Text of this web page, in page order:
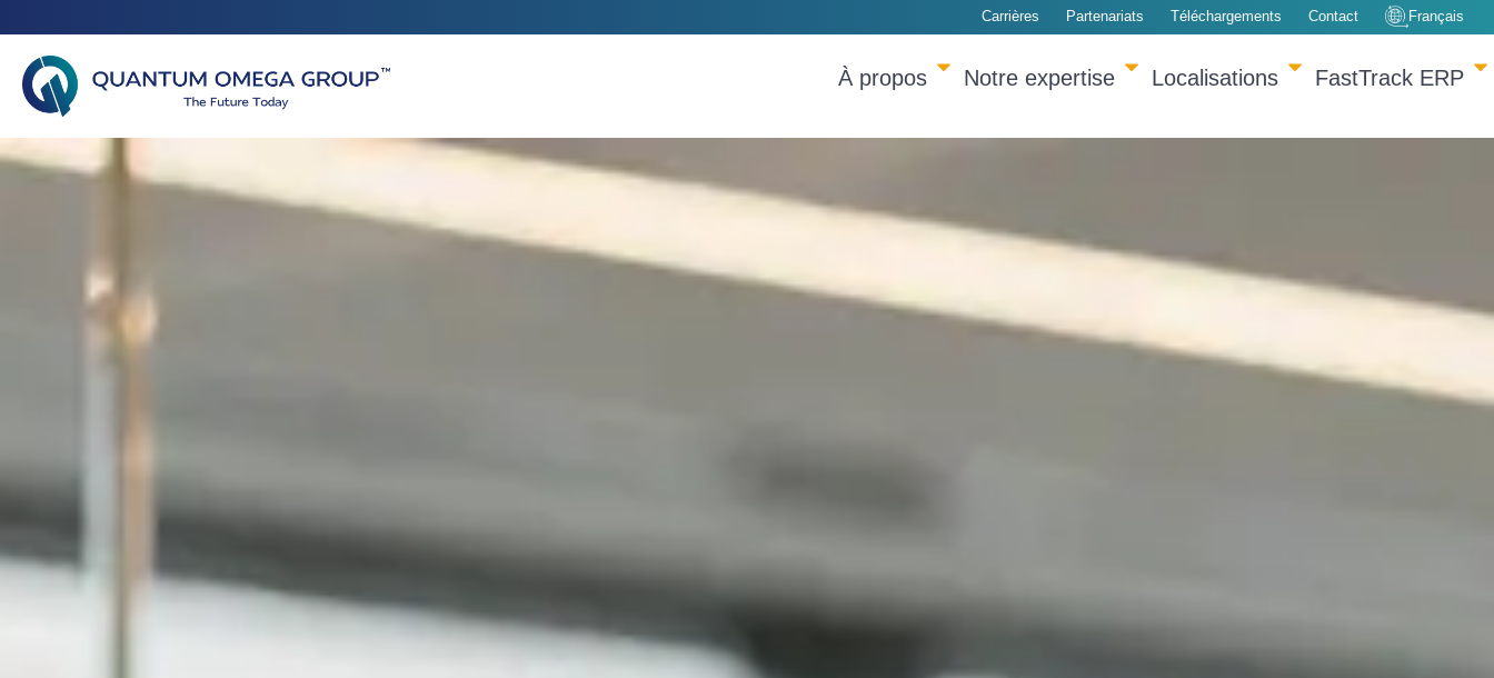
Carrières Partenariats Téléchargements Contact Français
À propos Notre expertise Localisations FastTrack ERP